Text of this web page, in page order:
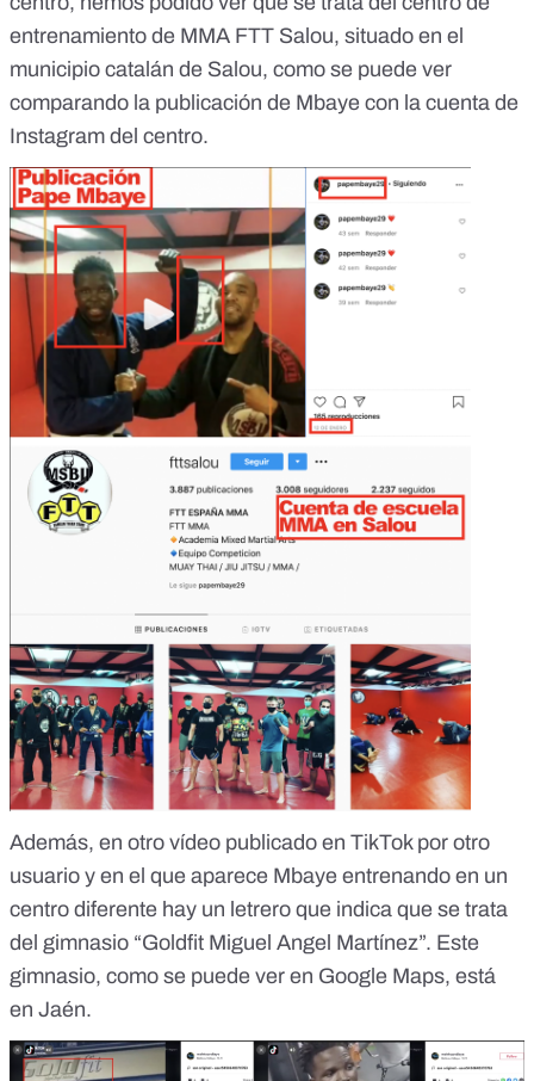
entrenamiento de MMA FTT Salou, situado en el
municipio catalán de Salou, como se puede ver
comparando la publicación de Mbaye con la cuenta de
Instagram del centro.
Además, en otro vídeo publicado en TikTok por otro
usuario y en el que aparece Mbaye entrenando en un
centro diferente hay un letrero que indica que se trata
del gimnasio “Goldfit Miguel Angel Martínez”. Este
gimnasio, como se puede ver en Google Maps, está
en Jaén.